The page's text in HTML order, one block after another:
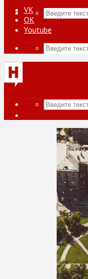
VK
ОК
Youtube